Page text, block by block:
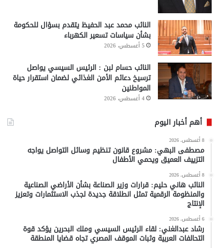
النائب محمد عبد الحفيظ يتقدم بسؤال للحكومة
بشأن سياسات تسعير الكهرباء
5 أغسطس، 2026
النائب حسام لبن : الرئيس السيسي يواصل
ترسيخ دعائم الأمن الغذائي لضمان استقرار حياة
المواطنين
4 أغسطس، 2026
أهم أخبار اليوم
8 أغسطس، 2026
مصطفى البهي: مشروع قانون تنظيم وسائل التواصل يواجه
التزييف العميق ويحمي الأطفال
8 أغسطس، 2026
النائب هاني حليم: قرارات وزير الصناعة بشأن الأراضي الصناعية
والمنظومة الرقمية تمثل انطلاقة جديدة لجذب الاستثمارات وتعزيز
الإنتاج
6 أغسطس، 2026
رشاد عبدالغني: لقاء الرئيس السيسي وملك البحرين يؤكد قوة
التحالفات العربية وثبات الموقف المصري تجاه قضايا المنطقة